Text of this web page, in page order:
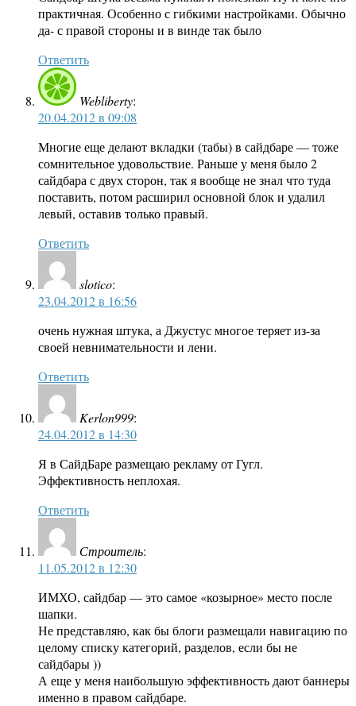
практичная. Особенно с гибкими настройками. Обычно
да- с правой стороны и в винде так было
Ответить
Webliberty:
20.04.2012 в 09:08
Многие еще делают вкладки (табы) в сайдбаре — тоже
сомнительное удовольствие. Раньше у меня было 2
сайдбара с двух сторон, так я вообще не знал что туда
поставить, потом расширил основной блок и удалил
левый, оставив только правый.
Ответить
slotico:
23.04.2012 в 16:56
очень нужная штука, а Джустус многое теряет из-за
своей невнимательности и лени.
Ответить
Kerlon999:
24.04.2012 в 14:30
Я в СайдБаре размещаю рекламу от Гугл.
Эффективность неплохая.
Ответить
Строитель:
11.05.2012 в 12:30
ИМХО, сайдбар — это самое «козырное» место после
шапки.
Не представляю, как бы блоги размещали навигацию по
целому списку категорий, разделов, если бы не
сайдбары ))
А еще у меня наибольшую эффективность дают баннеры
именно в правом сайдбаре.